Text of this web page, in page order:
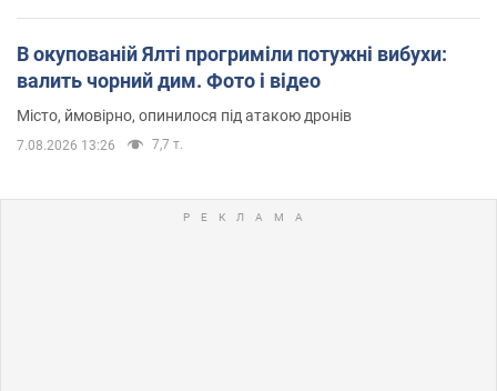
В окупованій Ялті прогриміли потужні вибухи:
валить чорний дим. Фото і відео
Місто, ймовірно, опинилося під атакою дронів
7.08.2026 13:26 7,7 т.